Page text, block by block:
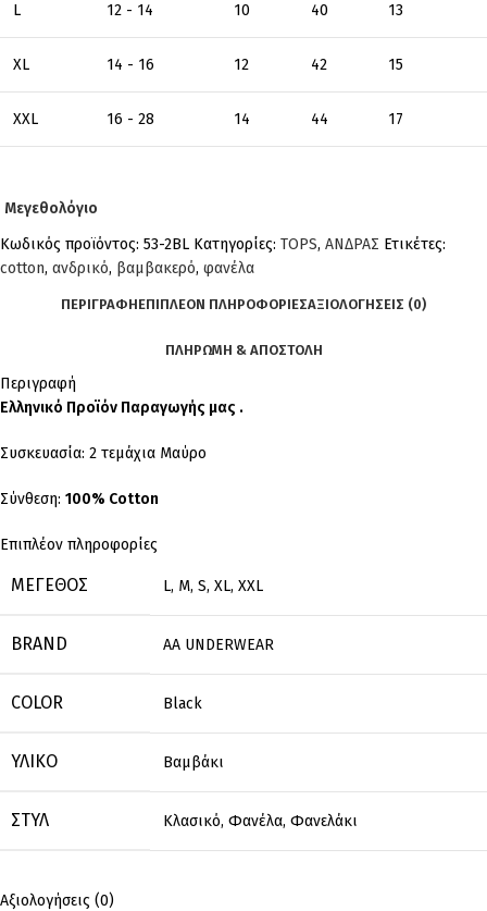
L 12 - 14 10 40 13
XL 14 - 16 12 42 15
XXL 16 - 28 14 44 17
Μεγεθολόγιο
Κωδικός προϊόντος: 53-2BL Κατηγορίες: TOPS, ΑΝΔΡΑΣ Ετικέτες:
cotton, ανδρικό, βαμβακερό, φανέλα
ΠΕΡΙΓΡΑΦΉΕΠΙΠΛΈΟΝ ΠΛΗΡΟΦΟΡΊΕΣΑΞΙΟΛΟΓΉΣΕΙΣ (0)
ΠΛΗΡΩΜΗ & ΑΠΟΣΤΟΛΗ
Περιγραφή
Ελληνικό Προϊόν Παραγωγής μας .
Συσκευασία: 2 τεμάχια Μαύρο
Σύνθεση: 100% Cotton
Επιπλέον πληροφορίες
ΜΈΓΕΘΟΣ L, M, S, XL, XXL
BRAND AA UNDERWEAR
COLOR Black
ΥΛΙΚΌ Βαμβάκι
ΣΤΥΛ Κλασικό, Φανέλα, Φανελάκι
Αξιολογήσεις (0)